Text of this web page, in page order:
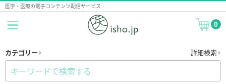
医学・医療の電子コンテンツ配信サービス
0
カテゴリー 詳細検索